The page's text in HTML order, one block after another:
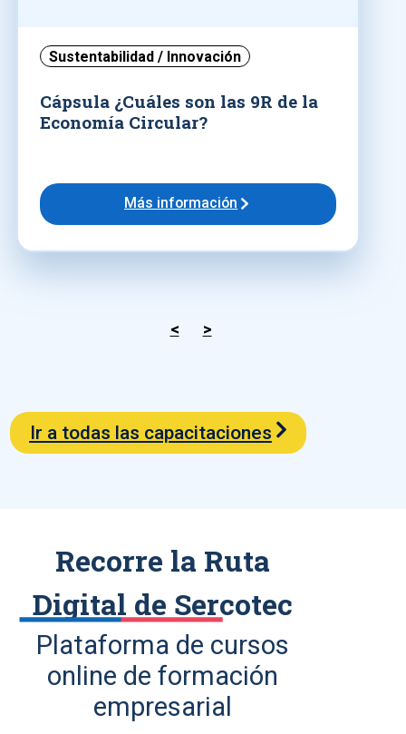
Sustentabilidad / Innovación
Cápsula ¿Cuáles son las 9R de la
Economía Circular?
Más información
< >
Ir a todas las capacitaciones
Recorre la Ruta
Digital de Sercotec
Plataforma de cursos
online de formación
empresarial